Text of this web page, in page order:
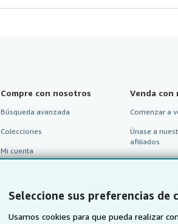
Seleccione sus preferencias de
Usamos cookies para que pueda realizar
Compre con nosotros
Búsqueda avanzada
Colecciones
Mi cuenta
Ver carrito
Venda con
Comenzar a
Únase a
afiliados
Recomiende